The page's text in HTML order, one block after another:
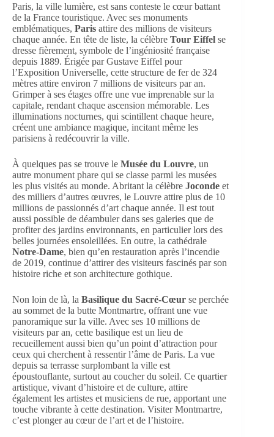
Paris, la ville lumière, est sans conteste le cœur battant
de la France touristique. Avec ses monuments
emblématiques, Paris attire des millions de visiteurs
chaque année. En tête de liste, la célèbre Tour Eiffel se
dresse fièrement, symbole de l’ingéniosité française
depuis 1889. Érigée par Gustave Eiffel pour
l’Exposition Universelle, cette structure de fer de 324
mètres attire environ 7 millions de visiteurs par an.
Grimper à ses étages offre une vue imprenable sur la
capitale, rendant chaque ascension mémorable. Les
illuminations nocturnes, qui scintillent chaque heure,
créent une ambiance magique, incitant même les
parisiens à redécouvrir la ville.
À quelques pas se trouve le Musée du Louvre, un
autre monument phare qui se classe parmi les musées
les plus visités au monde. Abritant la célèbre Joconde et
des milliers d’autres œuvres, le Louvre attire plus de 10
millions de passionnés d’art chaque année. Il est tout
aussi possible de déambuler dans ses galeries que de
profiter des jardins environnants, en particulier lors des
belles journées ensoleillées. En outre, la cathédrale
Notre-Dame, bien qu’en restauration après l’incendie
de 2019, continue d’attirer des visiteurs fascinés par son
histoire riche et son architecture gothique.
Non loin de là, la Basilique du Sacré-Cœur se perchée
au sommet de la butte Montmartre, offrant une vue
panoramique sur la ville. Avec ses 10 millions de
visiteurs par an, cette basilique est un lieu de
recueillement aussi bien qu’un point d’attraction pour
ceux qui cherchent à ressentir l’âme de Paris. La vue
depuis sa terrasse surplombant la ville est
époustouflante, surtout au coucher du soleil. Ce quartier
artistique, vivant d’histoire et de culture, attire
également les artistes et musiciens de rue, apportant une
touche vibrante à cette destination. Visiter Montmartre,
c’est plonger au cœur de l’art et de l’histoire.